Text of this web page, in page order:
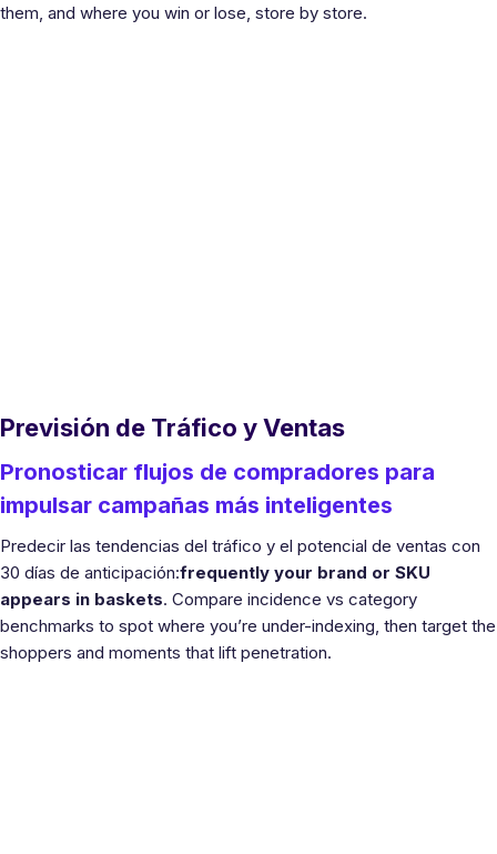
them, and where you win or lose, store by store.
Previsión de Tráfico y Ventas
Pronosticar flujos de compradores para
impulsar campañas más inteligentes
Predecir las tendencias del tráfico y el potencial de ventas con
30 días de anticipación:frequently your brand or SKU
appears in baskets. Compare incidence vs category
benchmarks to spot where you’re under-indexing, then target the
shoppers and moments that lift penetration.